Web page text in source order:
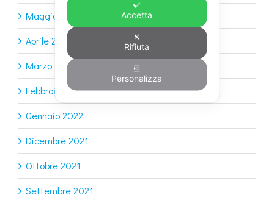
Maggio 2022
Aprile 2022
Marzo 2022
Febbraio 2022
Gennaio 2022
Dicembre 2021
Ottobre 2021
Settembre 2021
Accetta
Rifiuta
Personalizza